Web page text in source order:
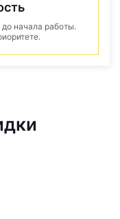
начала работы.